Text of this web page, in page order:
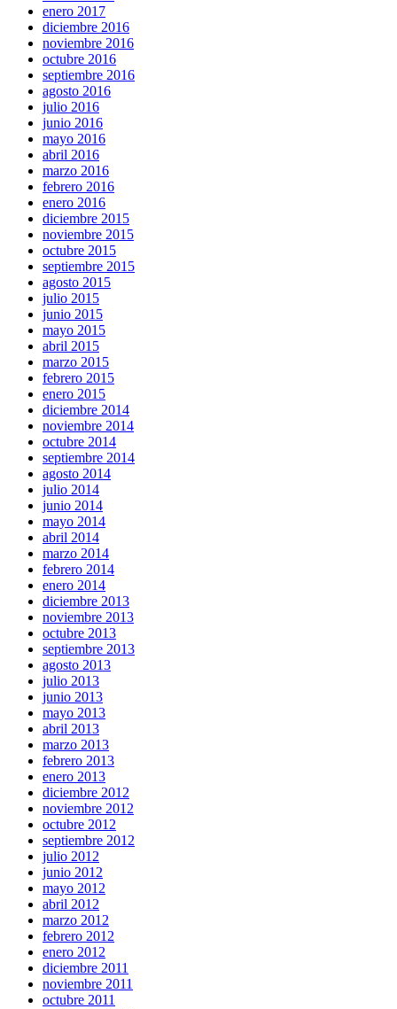
enero 2017
diciembre 2016
noviembre 2016
octubre 2016
septiembre 2016
agosto 2016
julio 2016
junio 2016
mayo 2016
abril 2016
marzo 2016
febrero 2016
enero 2016
diciembre 2015
noviembre 2015
octubre 2015
septiembre 2015
agosto 2015
julio 2015
junio 2015
mayo 2015
abril 2015
marzo 2015
febrero 2015
enero 2015
diciembre 2014
noviembre 2014
octubre 2014
septiembre 2014
agosto 2014
julio 2014
junio 2014
mayo 2014
abril 2014
marzo 2014
febrero 2014
enero 2014
diciembre 2013
noviembre 2013
octubre 2013
septiembre 2013
agosto 2013
julio 2013
junio 2013
mayo 2013
abril 2013
marzo 2013
febrero 2013
enero 2013
diciembre 2012
noviembre 2012
octubre 2012
septiembre 2012
julio 2012
junio 2012
mayo 2012
abril 2012
marzo 2012
febrero 2012
enero 2012
diciembre 2011
noviembre 2011
octubre 2011